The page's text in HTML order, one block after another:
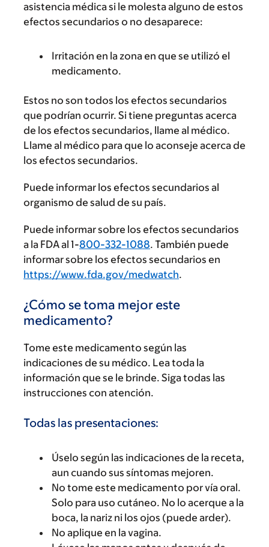
asistencia médica si le molesta alguno de estos
efectos secundarios o no desaparece:
Irritación en la zona en que se utilizó el
medicamento.
Estos no son todos los efectos secundarios
que podrían ocurrir. Si tiene preguntas acerca
de los efectos secundarios, llame al médico.
Llame al médico para que lo aconseje acerca de
los efectos secundarios.
Puede informar los efectos secundarios al
organismo de salud de su país.
Puede informar sobre los efectos secundarios
a la FDA al 1-800-332-1088. También puede
informar sobre los efectos secundarios en
https://www.fda.gov/medwatch.
¿Cómo se toma mejor este
medicamento?
Tome este medicamento según las
indicaciones de su médico. Lea toda la
información que se le brinde. Siga todas las
instrucciones con atención.
Todas las presentaciones:
Úselo según las indicaciones de la receta,
aun cuando sus síntomas mejoren.
No tome este medicamento por vía oral.
Solo para uso cutáneo. No lo acerque a la
boca, la nariz ni los ojos (puede arder).
No aplique en la vagina.